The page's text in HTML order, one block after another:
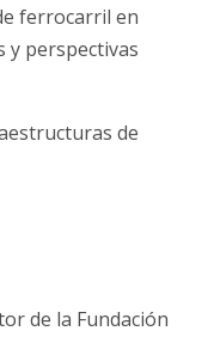
ferrocarril en
y perspectivas
de
de la Fundación